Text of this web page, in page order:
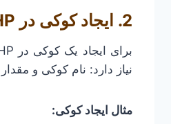
2. ایجاد کوکی در PHP
برای ایجاد یک کوکی در PHP از تابع
نیاز دارد: نام کوکی و
مثال ایجاد کوکی: